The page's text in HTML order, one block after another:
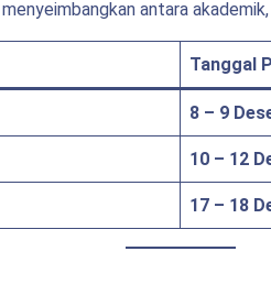
antara akademik,
Tanggal
8 – 9
10 – 12
17 – 18